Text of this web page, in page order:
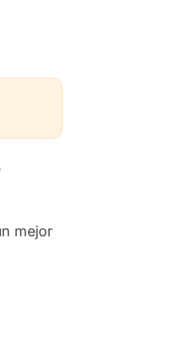
mejor